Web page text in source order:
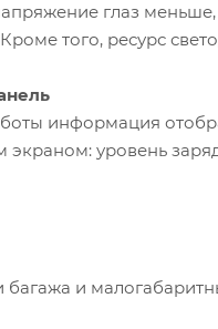
глаз
того, ресурс
информация
экраном: уровень
багажа и